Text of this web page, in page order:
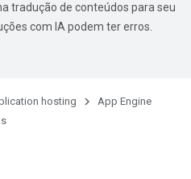
tradução de conteúdos para seu
com IA podem ter erros.
hosting
App Engine